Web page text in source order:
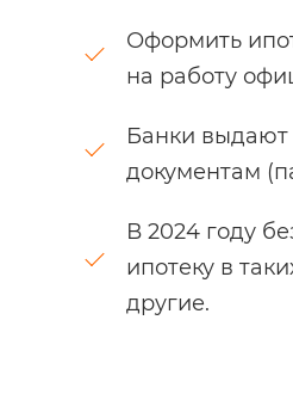
Оформить
на работу
Банки выдают
документам
В 2024 году
ипотеку в
другие.